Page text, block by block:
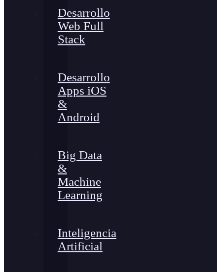
Desarrollo
Web Full
Stack
Desarrollo
Apps iOS
&
Android
Big Data
&
Machine
Learning
Inteligencia
Artificial